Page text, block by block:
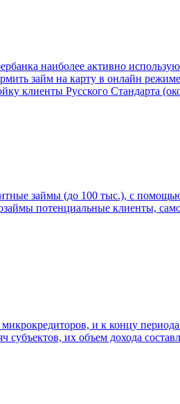
наиболее активно
займ на карту в онлайн
клиенты Русского Стандарта
займы (до 100 тыс.), с
потенциальные клиенты,
и к концу
их объем дохода